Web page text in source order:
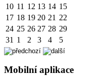
10 11 12 13 14 15
17 18 19 20 21 22
24 25 26 27 28 29
31 1 2 3 4 5
Mobilní aplikace